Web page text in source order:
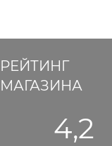
РЕЙТИНГ
МАГАЗИНА
4,2